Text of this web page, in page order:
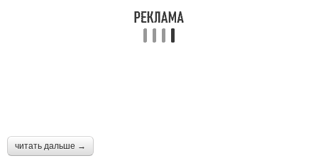
читать дальше →